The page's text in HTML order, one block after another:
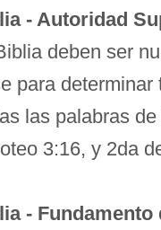
- Autoridad
deben ser
para
las palabras
3:16, y 2da
- Fundamento